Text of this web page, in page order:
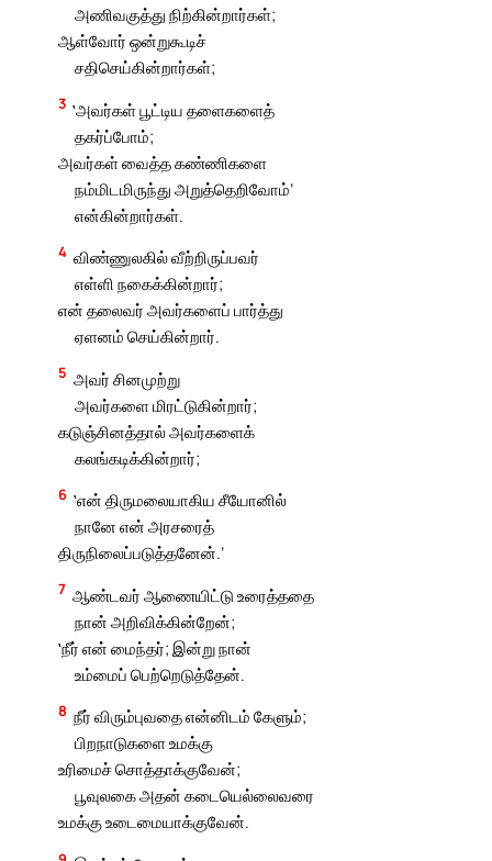
அணிவகுத்து நிற்கின்றார்கள்;
ஆள்வோர் ஒன்றுகூடிச்
சதிசெய்கின்றார்கள்;
3 ‛அவர்கள் பூட்டிய தளைகளைத்
தகர்ப்போம்;
அவர்கள் வைத்த கண்ணிகளை
நம்மிடமிருந்து அறுத்தெறிவோம்’
என்கின்றார்கள்.
4 விண்ணுலகில் வீற்றிருப்பவர்
எள்ளி நகைக்கின்றார்;
என் தலைவர் அவர்களைப் பார்த்து
ஏளனம் செய்கின்றார்.
5 அவர் சினமுற்று
அவர்களை மிரட்டுகின்றார்;
கடுஞ்சினத்தால் அவர்களைக்
கலங்கடிக்கின்றார்;
6 ‛என் திருமலையாகிய சீயோனில்
நானே என் அரசரைத்
திருநிலைப்படுத்தனேன்.’
7 ஆண்டவர் ஆணையிட்டு உரைத்ததை
நான் அறிவிக்கின்றேன்;
‛நீர் என் மைந்தர்; இன்று நான்
உம்மைப் பெற்றெடுத்தேன்.
8 நீர் விரும்புவதை என்னிடம் கேளும்;
பிறநாடுகளை உமக்கு
உரிமைச் சொத்தாக்குவேன்;
பூவுலகை அதன் கடையெல்லைவரை
உமக்கு உடைமையாக்குவேன்.